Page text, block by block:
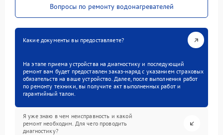
Вопросы по ремонту водонагревателей
Какие документы вы предоставляете?
На этапе приема устройства на диагностику и последующий
ремонт вам будет предоставлен заказ-наряд с указанием страховых
обязательств на ваше устройство. Далее, после выполнения работ
по ремонту техники, вы получите акт выполненных работ и
гарантийный талон.
Я уже знаю в чем неисправность и какой
ремонт необходим. Для чего проводить
диагностику?